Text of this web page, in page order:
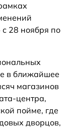
28 ноября по
в ближайшее
магазинов
центра,
пойме, где
дворцов,